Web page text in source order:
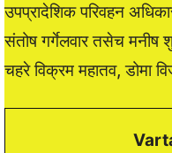
उपप्रादेशिक परिवहन
संतोष गर्गेलवार तसेच मनीष
चहरे विक्रम महातव, डोमा